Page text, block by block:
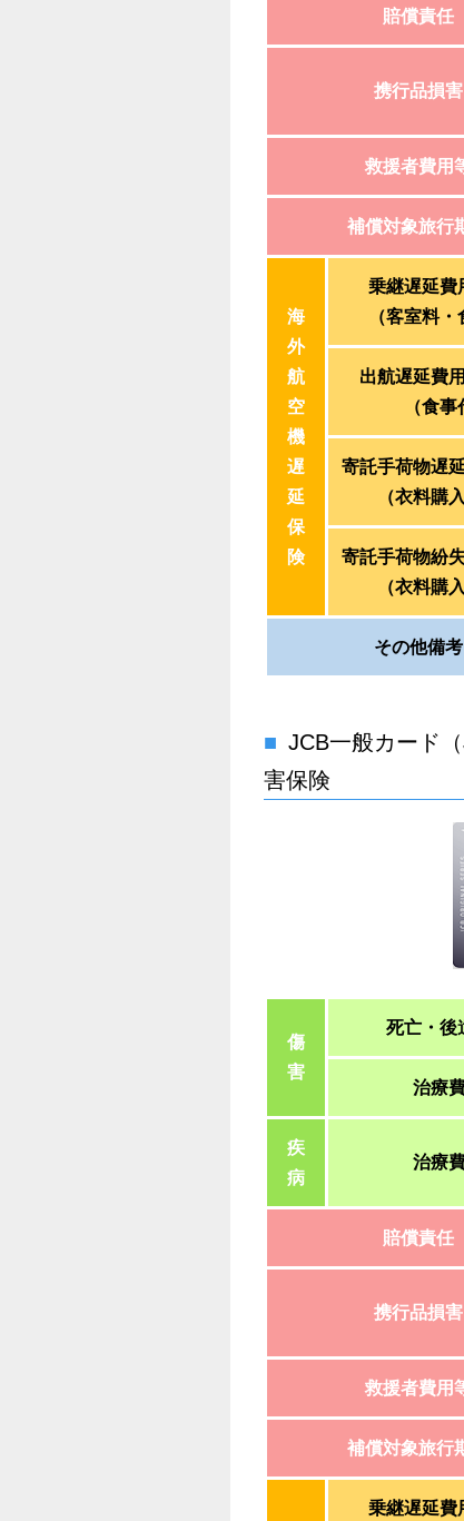
賠償責任
携行品損害
救援者費用
補償対象旅行
海
外
航
空
機
遅
延
保
険
乗継遅延費
（客室料・
出航遅延費
（食事
寄託手荷物遅
（衣料購
寄託手荷物紛
（衣料購
その他備考
JCB一般カード
害保険
傷
害
死亡・後
治療
疾
病
治療
賠償責任
携行品損害
救援者費用
補償対象旅行
乗継遅延費